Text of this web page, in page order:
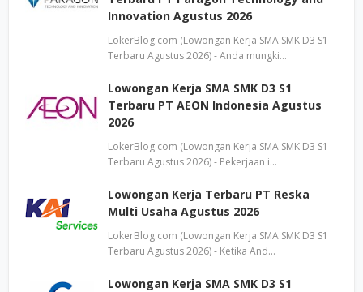
Innovation Agustus 2026
LokerBlog.com (Lowongan Kerja SMA SMK D3 S1
Terbaru Agustus 2026) - Anda mungki…
Lowongan Kerja SMA SMK D3 S1
Terbaru PT AEON Indonesia Agustus
2026
LokerBlog.com (Lowongan Kerja SMA SMK D3 S1
Terbaru Agustus 2026) - Pekerjaan i…
Lowongan Kerja Terbaru PT Reska
Multi Usaha Agustus 2026
LokerBlog.com (Lowongan Kerja SMA SMK D3 S1
Terbaru Agustus 2026) - Ketika And…
Lowongan Kerja SMA SMK D3 S1